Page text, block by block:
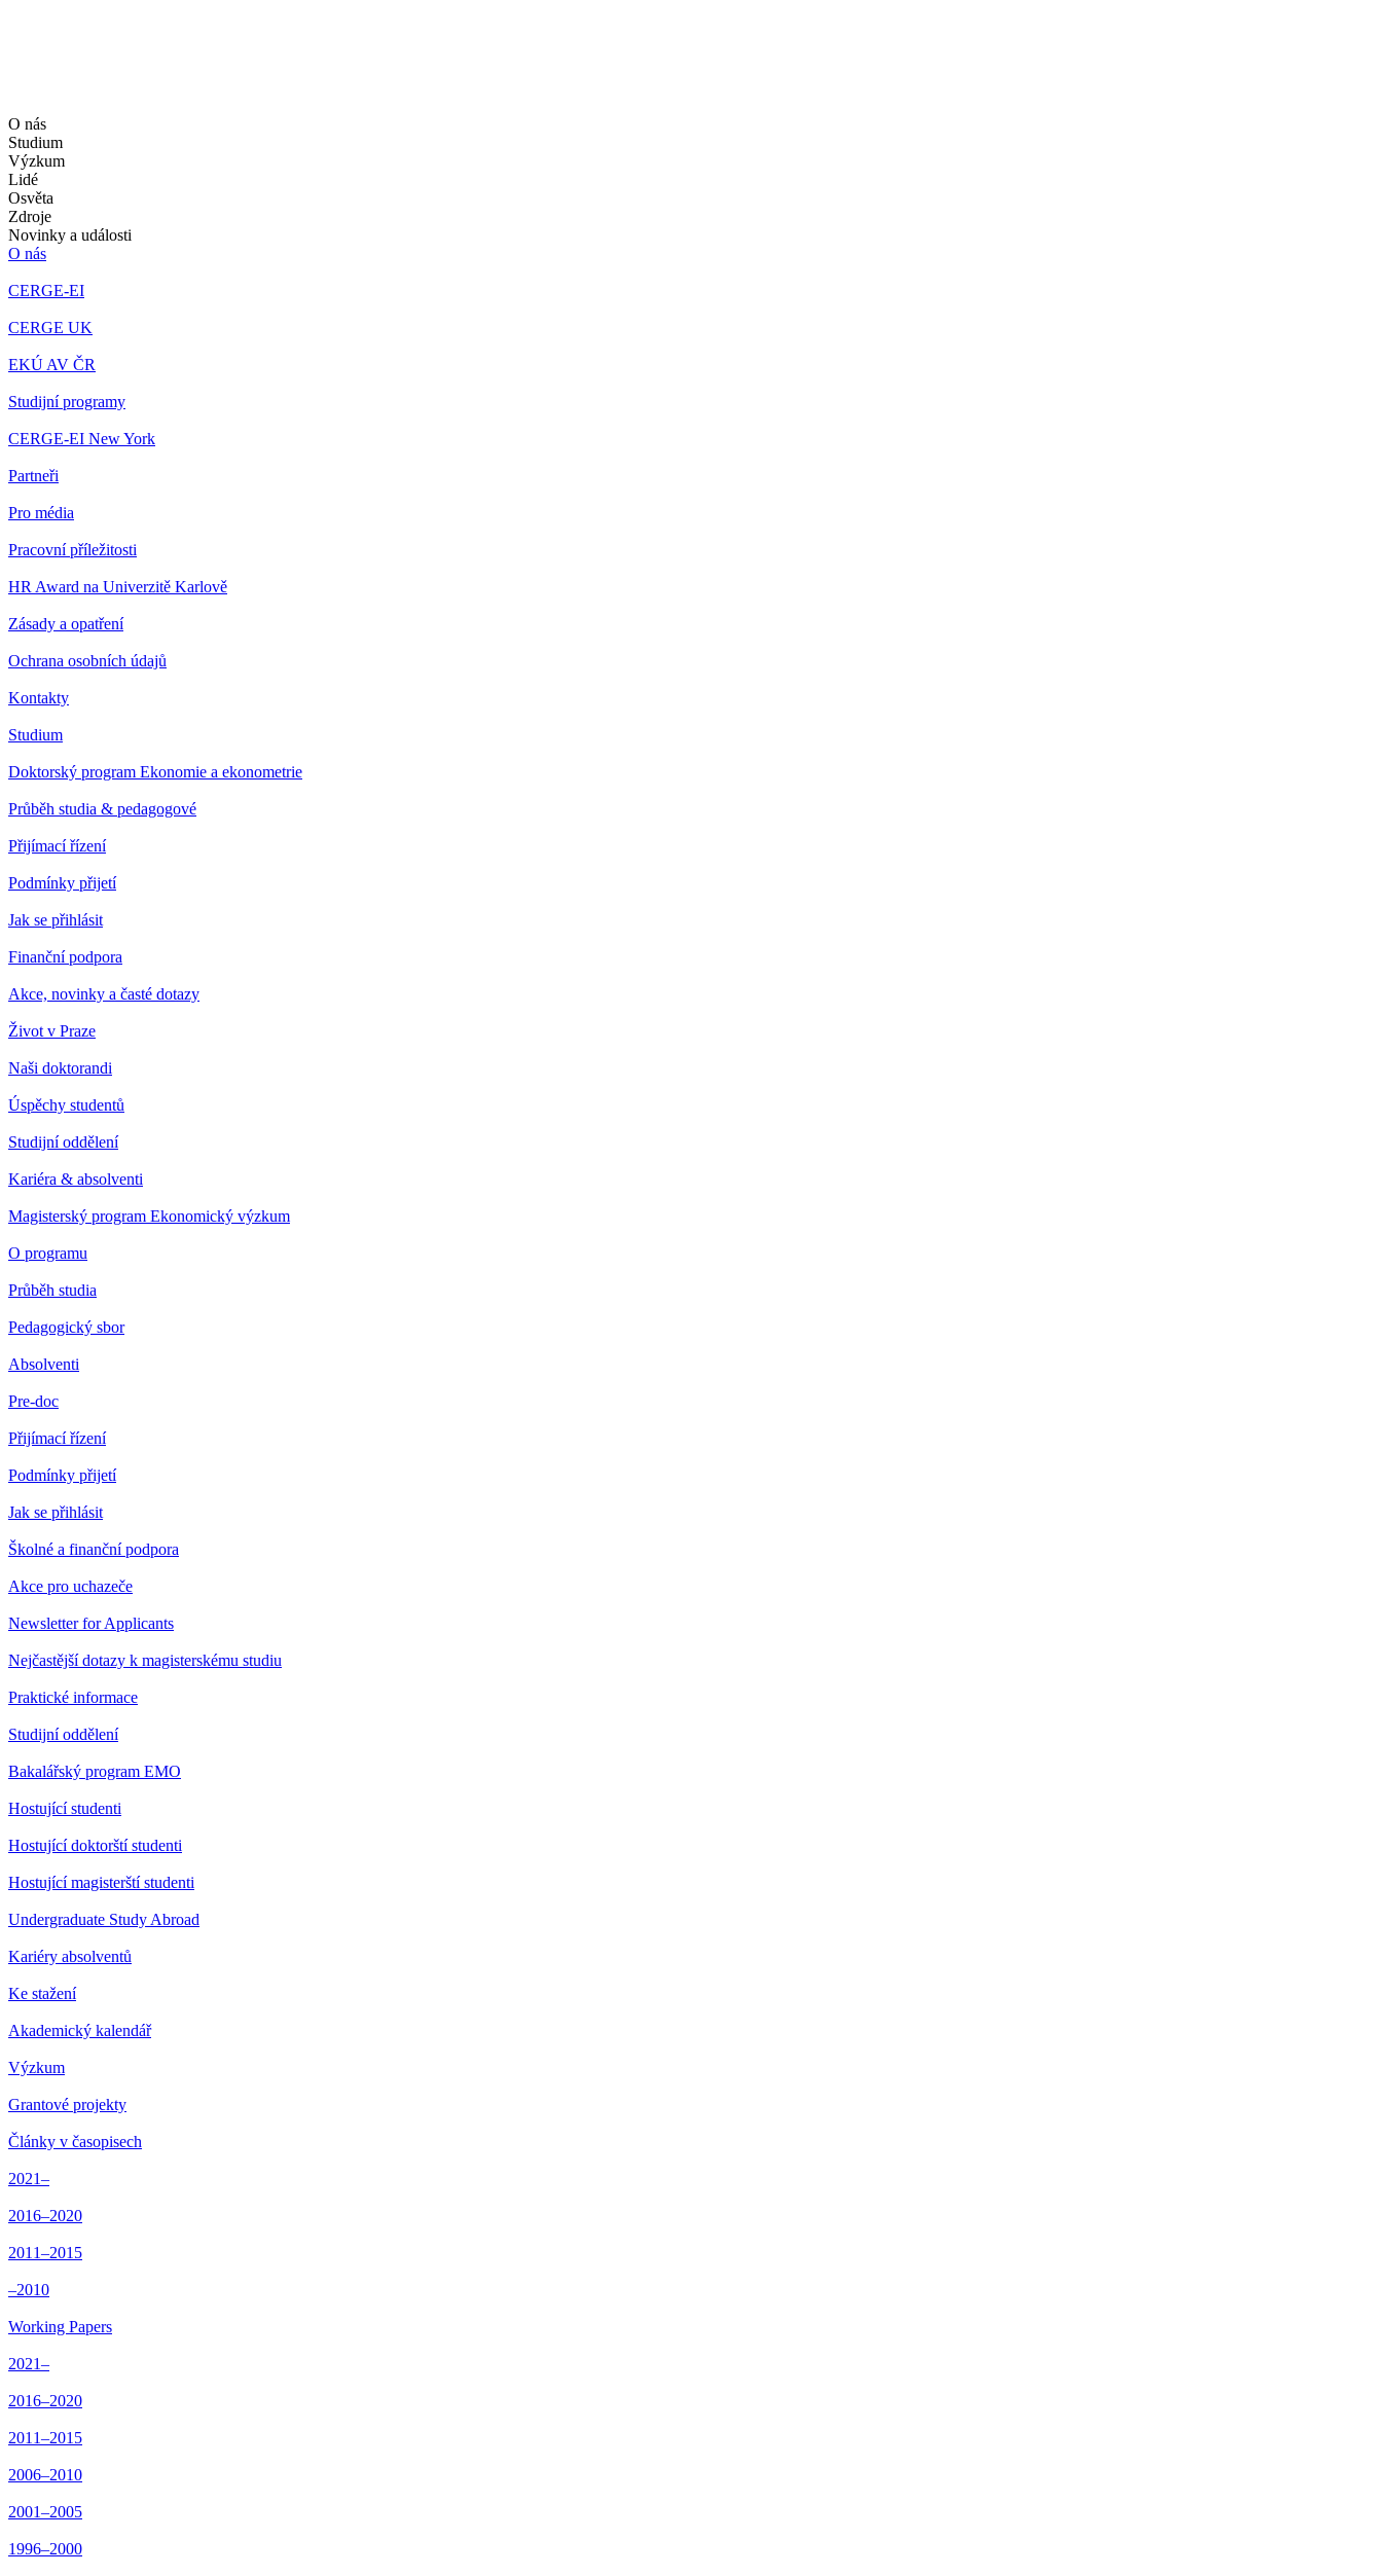
O nás
Studium
Výzkum
Lidé
Osvěta
Zdroje
Novinky a události
O nás
CERGE-EI
CERGE UK
EKÚ AV ČR
Studijní programy
CERGE-EI New York
Partneři
Pro média
Pracovní příležitosti
HR Award na Univerzitě Karlově
Zásady a opatření
Ochrana osobních údajů
Kontakty
Studium
Doktorský program Ekonomie a ekonometrie
Průběh studia & pedagogové
Přijímací řízení
Podmínky přijetí
Jak se přihlásit
Finanční podpora
Akce, novinky a časté dotazy
Život v Praze
Naši doktorandi
Úspěchy studentů
Studijní oddělení
Kariéra & absolventi
Magisterský program Ekonomický výzkum
O programu
Průběh studia
Pedagogický sbor
Absolventi
Pre-doc
Přijímací řízení
Podmínky přijetí
Jak se přihlásit
Školné a finanční podpora
Akce pro uchazeče
Newsletter for Applicants
Nejčastější dotazy k magisterskému studiu
Praktické informace
Studijní oddělení
Bakalářský program EMO
Hostující studenti
Hostující doktorští studenti
Hostující magisterští studenti
Undergraduate Study Abroad
Kariéry absolventů
Ke stažení
Akademický kalendář
Výzkum
Grantové projekty
Články v časopisech
2021–
2016–2020
2011–2015
–2010
Working Papers
2021–
2016–2020
2011–2015
2006–2010
2001–2005
1996–2000